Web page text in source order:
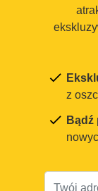
z
Bądź